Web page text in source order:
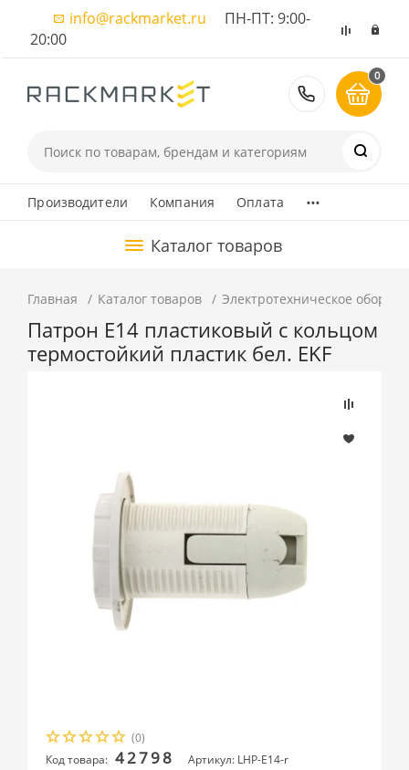
info@rackmarket.ru ПН-ПТ: 9:00-
20:00
8 (495)
0
Производители Компания Оплата ...
Каталог товаров
Главная Каталог товаров Электротехническое
Патрон Е14 пластиковый с кольцом
термостойкий пластик бел. EKF
(0)
Код товара: 42798
Артикул: LHP-E14-r